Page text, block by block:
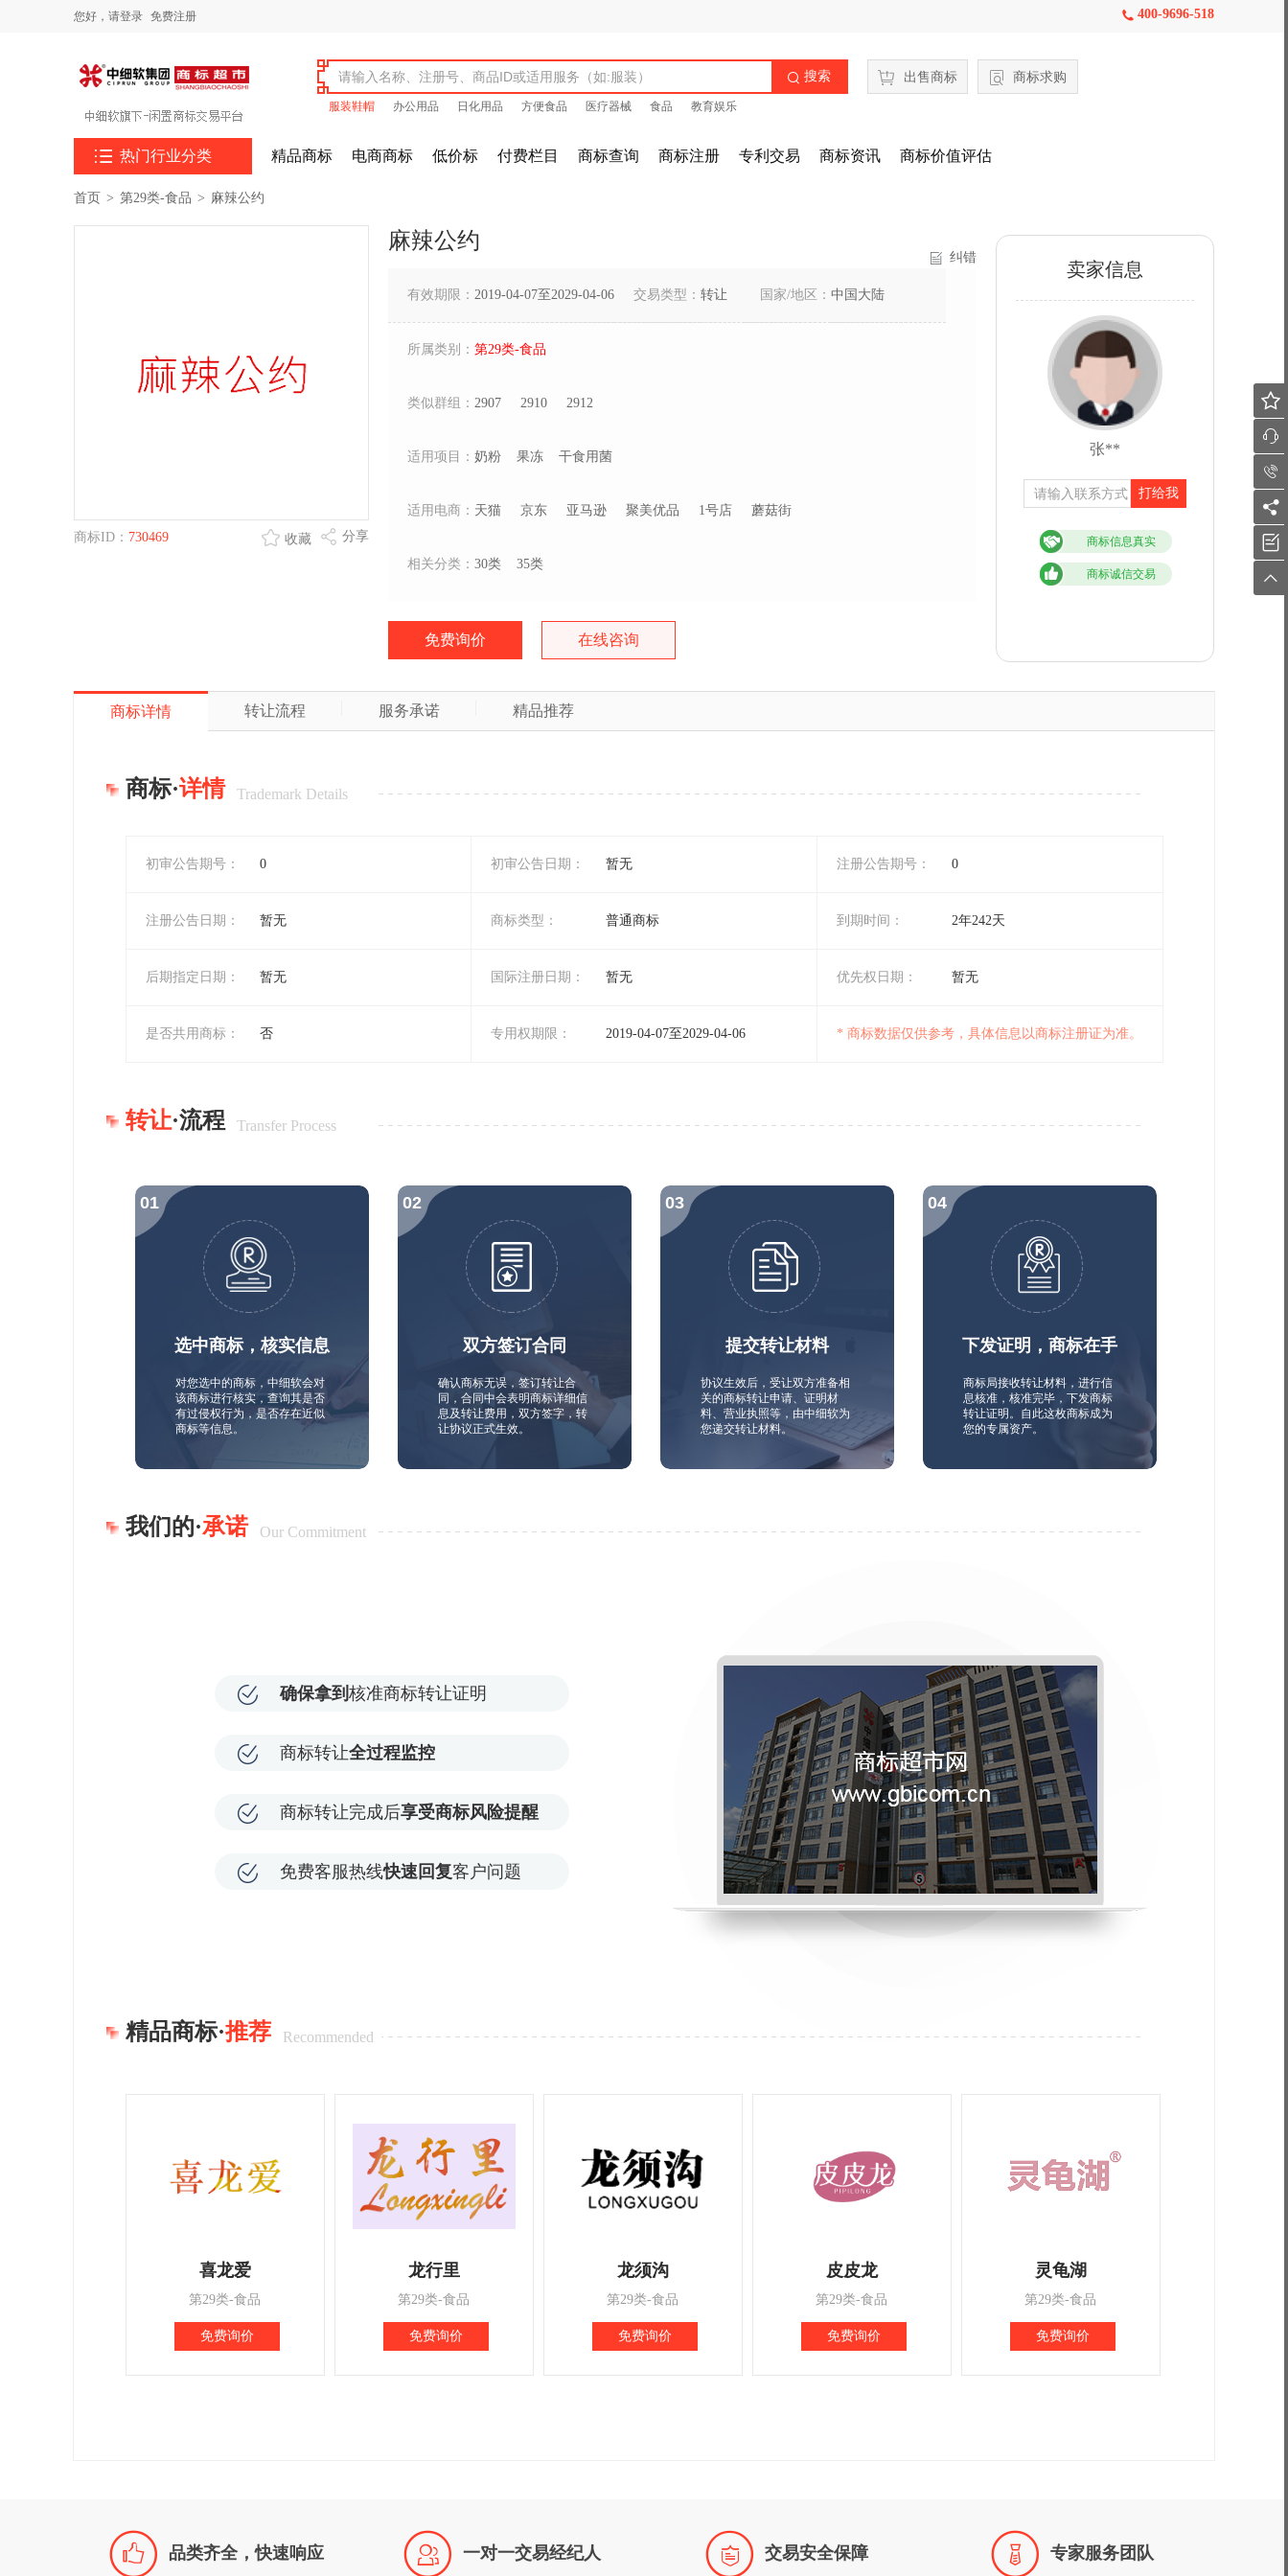
您好， 请登录 免费注册  400-9696-518
 搜索
服装鞋帽 办公用品 日化用品 方便食品 医疗器械 食品 教育娱乐
出售商标 商标求购
 热门行业分类 精品商标 电商商标 低价标 付费栏目 商标查询 商标注册 专利交易 商标资讯 商标价值评估
首页 > 第29类-食品 > 麻辣公约
商标ID： 730469 分享
收藏
麻辣公约
纠错
有效期限： 2019-04-07至2029-04-06 交易类型： 转让 国家/地区： 中国大陆
所属类别： 第29类-食品
类似群组： 2907 2910 2912
适用项目： 奶粉 果冻 干食用菌
适用电商： 天猫 京东 亚马逊 聚美优品 1号店 蘑菇街
相关分类： 30类 35类
免费询价 在线咨询
卖家信息
张**
打给我
商标信息真实
商标诚信交易
商标详情 转让流程 服务承诺 精品推荐
商标·详情 Trademark Details
初审公告期号： 0 初审公告日期： 暂无 注册公告期号： 0
注册公告日期： 暂无 商标类型： 普通商标 到期时间： 2年242天
后期指定日期： 暂无 国际注册日期： 暂无 优先权日期： 暂无
是否共用商标： 否 专用权期限： 2019-04-07至2029-04-06 * 商标数据仅供参考，具体信息以商标注册证为准。
转让·流程 Transfer Process
选中商标，核实信息
对您选中的商标，中细软会对
该商标进行核实，查询其是否
有过侵权行为，是否存在近似
商标等信息。
双方签订合同
确认商标无误，签订转让合
同，合同中会表明商标详细信
息及转让费用，双方签字，转
让协议正式生效。
提交转让材料
协议生效后，受让双方准备相
关的商标转让申请、证明材
料、营业执照等，由中细软为
您递交转让材料。
下发证明，商标在手
商标局接收转让材料，进行信
息核准，核准完毕，下发商标
转让证明。自此这枚商标成为
您的专属资产。
我们的·承诺 Our Commitment
确保拿到 核准商标转让证明
商标转让全过程监控
商标转让完成后享受商标风险提醒
免费客服热线快速回复客户问题
精品商标·推荐 Recommended
喜龙爱
第29类-食品
免费询价
龙行里
第29类-食品
免费询价
龙须沟
第29类-食品
免费询价
皮皮龙
第29类-食品
免费询价
灵龟湖
第29类-食品
免费询价
 品类齐全，快速响应  一对一交易经纪人  交易安全保障  专家服务团队





